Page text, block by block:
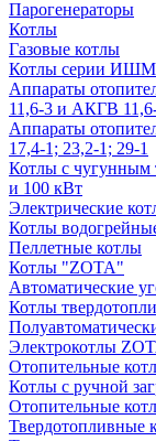
Парогенераторы
Котлы
Газовые котлы
Котлы серии
Аппараты
11,6-3 и АКГВ
Аппараты
17,4-1; 23,2-1; 29-1
Котлы с чугунным
и 100 кВт
Электрические
Котлы
Пеллетные котлы
Котлы "ZOTA"
Автоматические
Котлы
Электрокотлы
Отопительные
Котлы с ручной
Отопительные
Твердотопливные